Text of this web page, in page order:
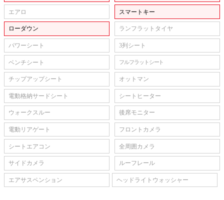
エアロ スマートキー
ローダウン ランフラットタイヤ
パワーシート 3列シート
ベンチシート フルフラットシート
チップアップシート オットマン
電動格納サードシート シートヒーター
ウォークスルー 後席モニター
電動リアゲート フロントカメラ
シートエアコン 全周囲カメラ
サイドカメラ ルーフレール
エアサスペンション ヘッドライトウォッシャー